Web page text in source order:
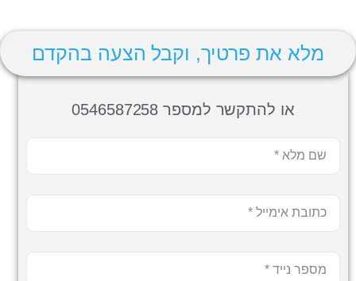
מלא את פרטיך, וקבל הצעה בהקדם
או להתקשר למספר 0546587258